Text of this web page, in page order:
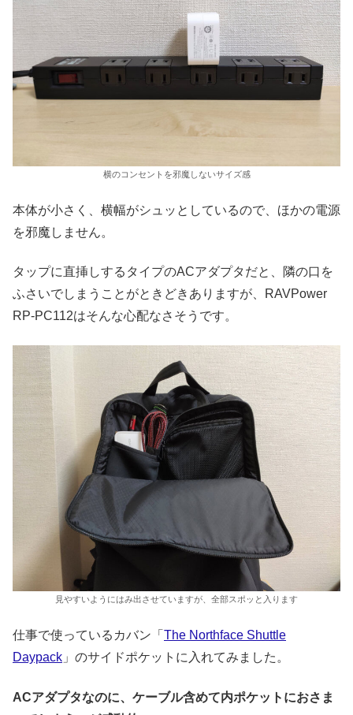
横のコンセントを邪魔しないサイズ感
本体が小さく、横幅がシュッとしているので、ほかの電源
を邪魔しません。
タップに直挿しするタイプのACアダプタだと、隣の口を
ふさいでしまうことがときどきありますが、RAVPower
RP-PC112はそんな心配なさそうです。
見やすいようにはみ出させていますが、全部スポッと入ります
仕事で使っているカバン「 The Northface Shuttle
Daypack 」のサイドポケットに入れてみました。
ACアダプタなのに、ケーブル含めて内ポケットにおさま